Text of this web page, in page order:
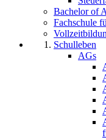
Bachelor of
Fachschule
Schulleben
AGs